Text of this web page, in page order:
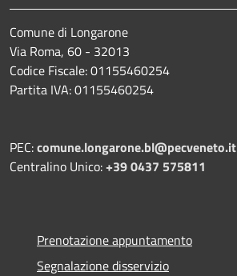
Comune di Longarone
Via Roma, 60 - 32013
Codice Fiscale: 01155460254
Partita IVA: 01155460254
PEC:comune.longarone.bl@pecveneto.it
Centralino Unico:+39 0437 575811
Prenotazione appuntamento
Segnalazione disservizio